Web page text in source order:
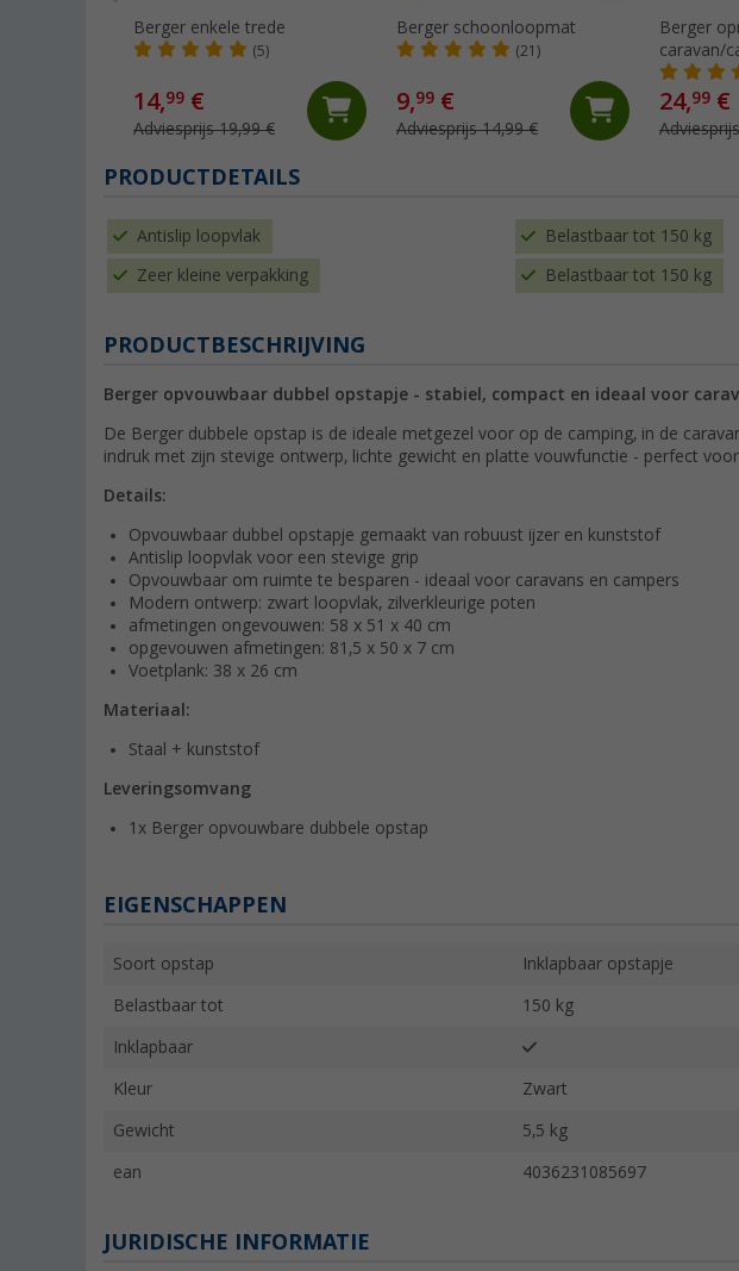
Berger enkele trede
(5)
14,99 €
Adviesprijs 19,99 €
Berger schoonloopmat
(21)
9,99 €
Adviesprijs 14,99 €
Berger
caravan/
24,99 €
PRODUCTDETAILS
Antislip loopvlak Belastbaar tot 150 kg
Zeer kleine verpakking Belastbaar tot 150 kg
PRODUCTBESCHRIJVING
Berger opvouwbaar dubbel opstapje - stabiel, compact en ideaal voor
De Berger dubbele opstap is de ideale metgezel voor op de camping, in de
indruk met zijn stevige ontwerp, lichte gewicht en platte vouwfunctie - perfect
Details:
Opvouwbaar dubbel opstapje gemaakt van robuust ijzer en kunststof
Antislip loopvlak voor een stevige grip
Opvouwbaar om ruimte te besparen - ideaal voor caravans en campers
Modern ontwerp: zwart loopvlak, zilverkleurige poten
afmetingen ongevouwen: 58 x 51 x 40 cm
opgevouwen afmetingen: 81,5 x 50 x 7 cm
Voetplank: 38 x 26 cm
Materiaal:
Staal + kunststof
Leveringsomvang
1x Berger opvouwbare dubbele opstap
EIGENSCHAPPEN
Soort opstap Inklapbaar opstapje
Belastbaar tot 150 kg
Inklapbaar
Kleur Zwart
Gewicht 5,5 kg
ean 4036231085697
JURIDISCHE INFORMATIE